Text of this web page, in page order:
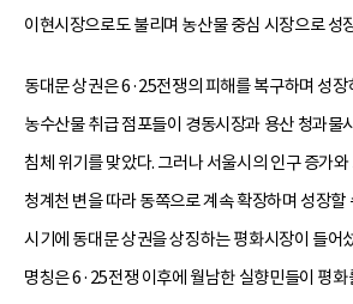
이현시장으로도 불리며 농산물 중심 시장으로 성
동대문 상권은 6·25전쟁의 피해를 복구하며 성
농수산물 취급 점포들이 경동시장과 용산 청과물
침체 위기를 맞았다. 그러나 서울시의 인구 증가
청계천 변을 따라 동쪽으로 계속 확장하며 성장할
시기에 동대문 상권을 상징하는 평화시장이 들어
명칭은 6·25전쟁 이후에 월남한 실향민들이 평화